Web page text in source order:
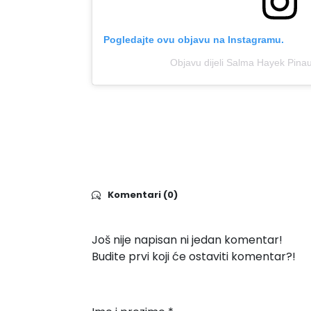
Pogledajte ovu objavu na Instagramu.
Objavu dijeli Salma Hayek
Komentari (0)
Još nije napisan ni jedan komentar!
Budite prvi koji će ostaviti komentar?!